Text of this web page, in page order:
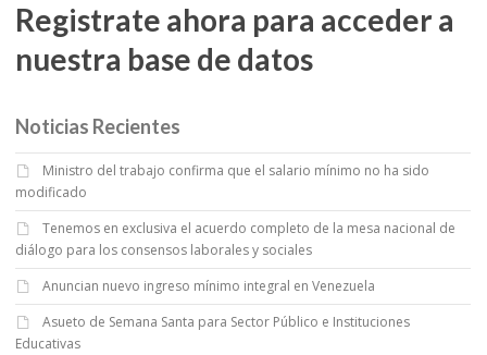
Registrate ahora para acceder a
nuestra base de datos
Noticias Recientes
Ministro del trabajo confirma que el salario mínimo no ha sido
modificado
Tenemos en exclusiva el acuerdo completo de la mesa nacional de
diálogo para los consensos laborales y sociales
Anuncian nuevo ingreso mínimo integral en Venezuela
Asueto de Semana Santa para Sector Público e Instituciones
Educativas